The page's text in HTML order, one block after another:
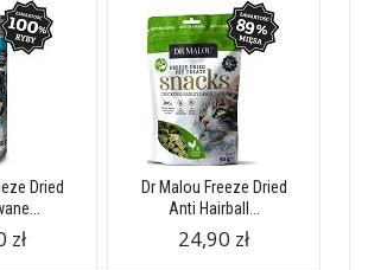
Dried
zł
Dr Malou Freeze Dried
Anti Hairball...
24,90 zł